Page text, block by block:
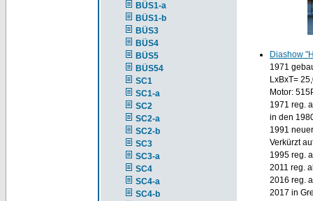
BÜS1-a
BÜS1-b
BÜS3
BÜS4
BÜS5
BÜS54
SC1
SC1-a
SC2
SC2-a
SC2-b
SC3
SC3-a
SC4
SC4-a
SC4-b
Diashow
1971
LxBxT=
Motor:
1971 reg.
in den
1991
Verkürzt
1995 reg.
2011 reg.
2016 reg.
2017 in